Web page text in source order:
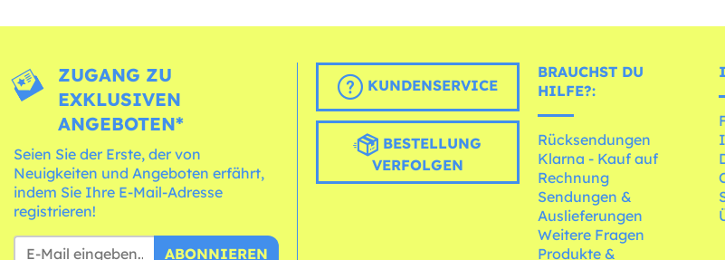
ZUGANG ZU
EXKLUSIVEN
ANGEBOTEN*
Seien Sie der Erste, der von
Neuigkeiten und Angeboten erfährt,
indem Sie Ihre E-Mail-Adresse
registrieren!
ABONNIEREN
KUNDENSERVICE
BESTELLUNG
VERFOLGEN
BRAUCHST DU
HILFE?:
Rücksendungen
Klarna - Kauf auf
Rechnung
Sendungen &
Auslieferungen
Weitere Fragen
Produkte &